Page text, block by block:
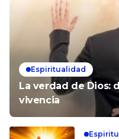
Espiritualidad
La verdad de Dios:
vivencia